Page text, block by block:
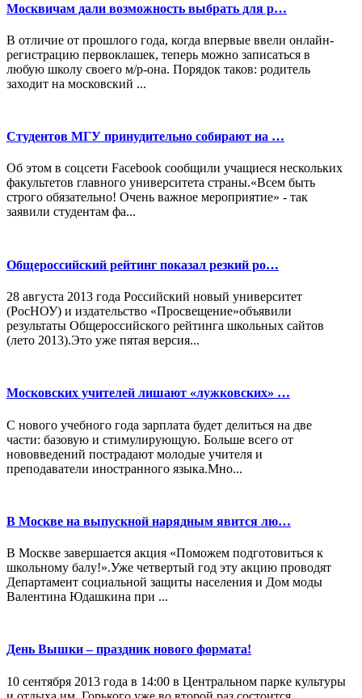
Москвичам дали возможность выбрать для р…
В отличие от прошлого года, когда впервые ввели онлайн-
регистрацию первоклашек, теперь можно записаться в
любую школу своего м/р-она. Порядок таков: родитель
заходит на московский ...
Студентов МГУ принудительно собирают на …
Об этом в соцсети Facebook сообщили учащиеся нескольких
факультетов главного университета страны.«Всем быть
строго обязательно! Очень важное мероприятие» - так
заявили студентам фа...
Общероссийский рейтинг показал резкий ро…
28 августа 2013 года Российский новый университет
(РосНОУ) и издательство «Просвещение»объявили
результаты Общероссийского рейтинга школьных сайтов
(лето 2013).Это уже пятая версия...
Московских учителей лишают «лужковских» …
С нового учебного года зарплата будет делиться на две
части: базовую и стимулирующую. Больше всего от
нововведений пострадают молодые учителя и
преподаватели иностранного языка.Мно...
В Москве на выпускной нарядным явится лю…
В Москве завершается акция «Поможем подготовиться к
школьному балу!».Уже четвертый год эту акцию проводят
Департамент социальной защиты населения и Дом моды
Валентина Юдашкина при ...
День Вышки – праздник нового формата!
10 сентября 2013 года в 14:00 в Центральном парке культуры